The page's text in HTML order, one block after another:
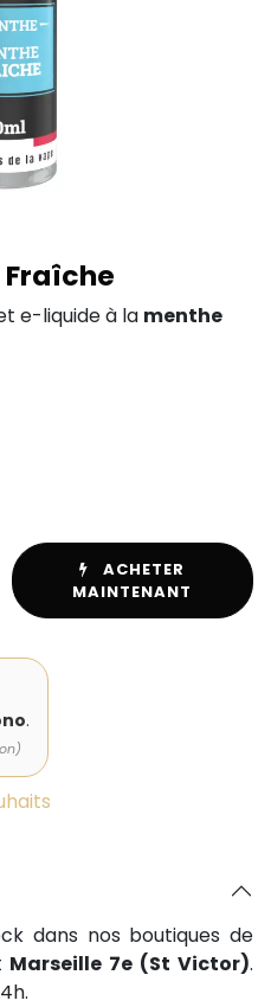
e-liquide à la menthe
ACHETER
MAINTENANT
.
dans nos boutiques de
Marseille 7e (St Victor).